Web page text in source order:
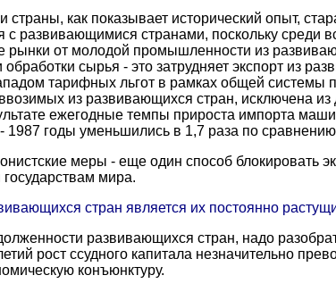
как показывает исторический опыт,
с развивающимися странами, поскольку
рынки от молодой промышленности из
сырья - это затрудняет экспорт из
тарифных льгот в рамках общей
из развивающихся стран, исключена
ежегодные темпы прироста импорта
годы уменьшились в 1,7 раза по
меры - еще один способ блокировать
мира.
стран является их постоянно
развивающихся стран, надо
рост ссудного капитала незначительно
конъюнктуру.